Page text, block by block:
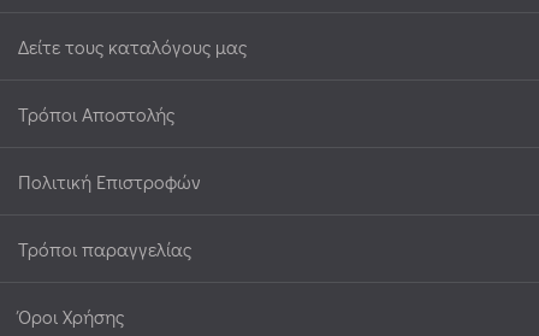
Δείτε τους καταλόγους μας
Τρόποι Αποστολής
Πολιτική Επιστροφών
Τρόποι παραγγελίας
Όροι Χρήσης